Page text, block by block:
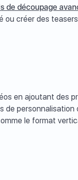
de découpage
ou créer des
en ajoutant des
personnalisation
le format